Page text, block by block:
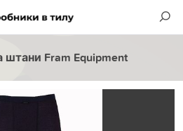
штани Fram Equipment